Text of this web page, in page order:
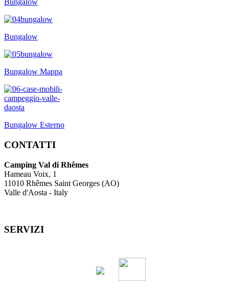
Bungalow
Bungalow
Bungalow Mappa
Bungalow Esterno
CONTATTI
Camping Val di Rhêmes
Hameau Voix, 1
11010 Rhêmes Saint Georges (AO)
Valle d'Aosta - Italy
SERVIZI